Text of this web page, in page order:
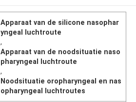
Apparaat van de silicone nasophar
yngeal luchtroute
,
Apparaat van de noodsituatie naso
pharyngeal luchtroute
,
Noodsituatie oropharyngeal en nas
opharyngeal luchtroutes